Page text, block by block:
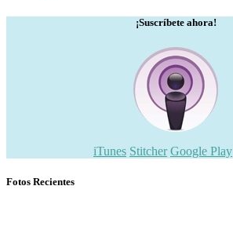
¡Suscríbete ahora!
iTunes Stitcher Google Play
Fotos Recientes